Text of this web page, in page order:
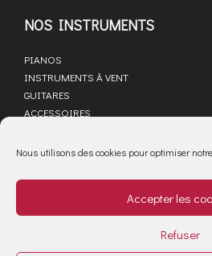
Nous utilisons des cookies pour optimiser
Accepter les
Refuser
NOS INSTRUMENTS
PIANOS
INSTRUMENTS À VENT
GUITARES
ACCESSOIRES